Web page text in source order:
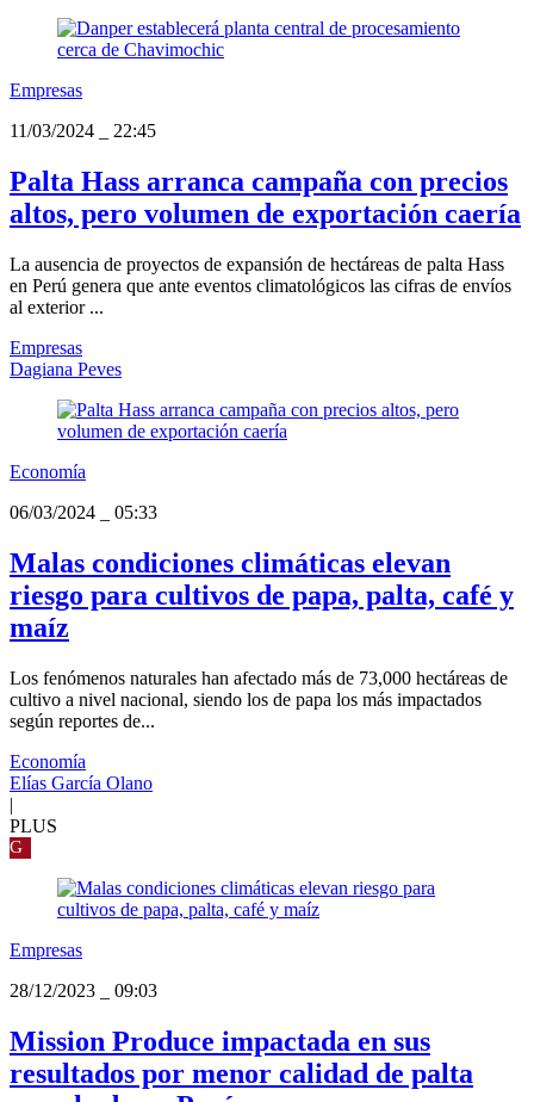
Empresas
11/03/2024
22:45
Palta Hass arranca campaña con precios
altos, pero volumen de exportación caería
La ausencia de proyectos de expansión de hectáreas de palta Hass
en Perú genera que ante eventos climatológicos las cifras de envíos
al exterior ...
Empresas
Dagiana Peves
Economía
06/03/2024
05:33
Malas condiciones climáticas elevan
riesgo para cultivos de papa, palta, café y
maíz
Los fenómenos naturales han afectado más de 73,000 hectáreas de
cultivo a nivel nacional, siendo los de papa los más impactados
según reportes de...
Economía
Elías García Olano
|
PLUS
G
Empresas
28/12/2023
09:03
Mission Produce impactada en sus
resultados por menor calidad de palta